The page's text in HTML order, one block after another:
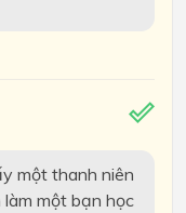
một thanh niên
một bạn học